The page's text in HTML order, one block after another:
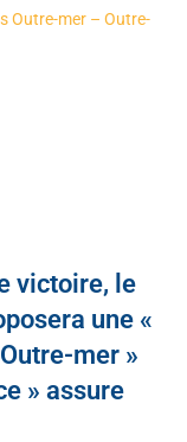
Outre-mer – Outre-
victoire, le
une «
mer »
» assure